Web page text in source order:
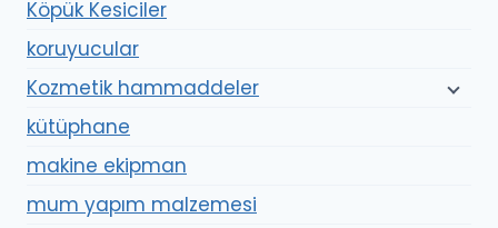
Köpük Kesiciler
koruyucular
Kozmetik hammaddeler
kütüphane
makine ekipman
mum yapım malzemesi